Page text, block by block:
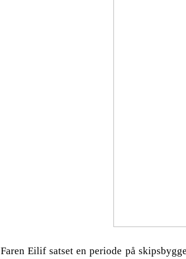
Faren Eilif satset en periode på